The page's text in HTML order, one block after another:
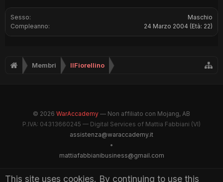
This site uses cookies. By continuing to use this
Sesso:
Maschio
Compleanno:
24 Marzo 2004 (Età: 22)
Membri IlFiorellino
© 2026 WarAccademy — Non affiliato con Mojang, AB
P.IVA: 04313660245 — Digital Services of Mattia Fabbiani (VI)
assistenza@waraccademy.it
•
mattiafabbianibusiness@gmail.com
@GhostFabbyz